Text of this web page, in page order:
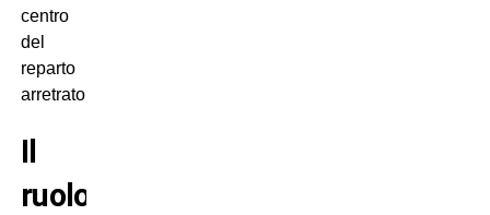
centro
del
reparto
arretrato.
Il
ruolo